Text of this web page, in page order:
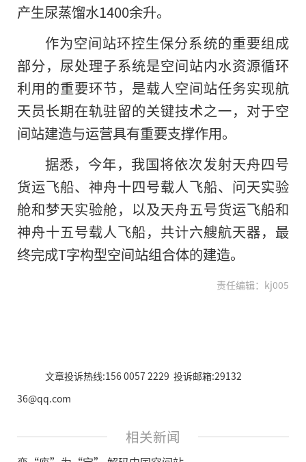
产生尿蒸馏水1400余升。
作为空间站环控生保分系统的重要组成
部分，尿处理子系统是空间站内水资源循环
利用的重要环节，是载人空间站任务实现航
天员长期在轨驻留的关键技术之一，对于空
间站建造与运营具有重要支撑作用。
据悉，今年，我国将依次发射天舟四号
货运飞船、神舟十四号载人飞船、问天实验
舱和梦天实验舱，以及天舟五号货运飞船和
神舟十五号载人飞船，共计六艘航天器，最
终完成T字构型空间站组合体的建造。
责任编辑：kj005
文章投诉热线:156 0057 2229 投诉邮箱:29132
36@qq.com
相关新闻